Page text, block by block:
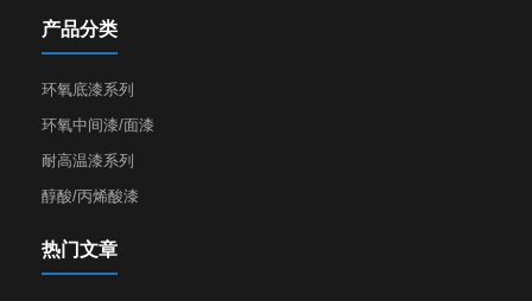
产品分类
环氧底漆系列
环氧中间漆/面漆
耐高温漆系列
醇酸/丙烯酸漆
热门文章